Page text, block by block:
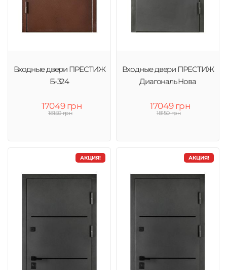
Входные двери ПРЕСТИЖ
Б-324
17049 грн
18150 грн
Входные двери ПРЕСТИЖ
Диагональ Нова
17049 грн
18150 грн
АКЦИЯ! АКЦИЯ!